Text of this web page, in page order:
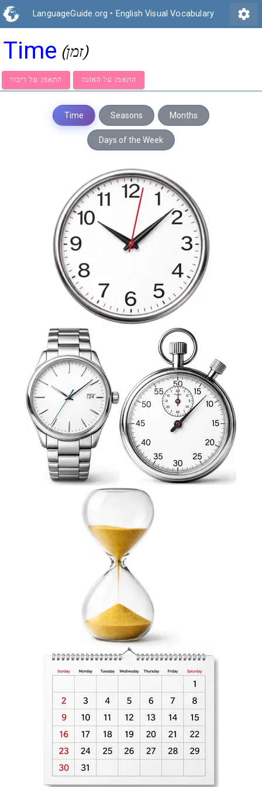
LanguageGuide.org • English Visual Vocabulary settings
Time (זמן)
התאמן על דיבור התאמן על האזנה
Time Seasons Months
Days of the Week